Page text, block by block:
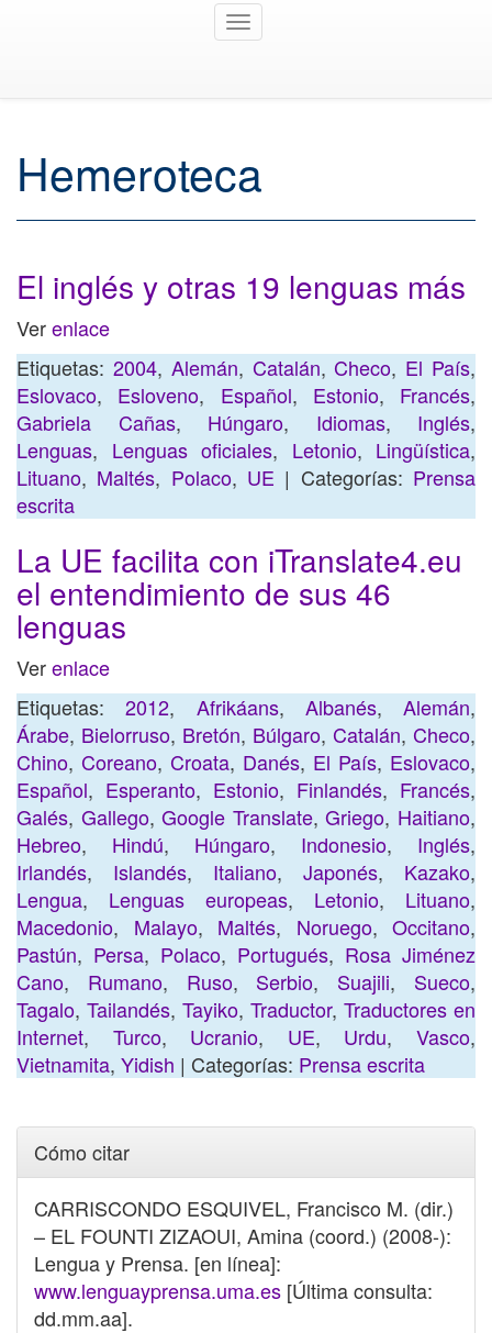
Toggle
Hemeroteca
El inglés y otras 19 lenguas más
Verenlace
Etiquetas: 2004, Alemán, Catalán,Checo, El País,
Eslovaco, Esloveno, Español, Estonio, Francés,
Gabriela Cañas, Húngaro, Idiomas, Inglés,
Lenguas, Lenguas oficiales, Letonio, Lingüística,
Lituano, Maltés, Polaco, UE | Categorías: Prensa
escrita
La UE facilita con iTranslate4.eu
el entendimiento de sus 46
lenguas
Verenlace
Etiquetas:2012, Afrikáans, Albanés, Alemán,
Árabe, Bielorruso, Bretón, Búlgaro, Catalán, Checo,
Chino, Coreano, Croata, Danés, El País, Eslovaco,
Español, Esperanto, Estonio, Finlandés, Francés,
Galés, Gallego,Google Translate,Griego, Haitiano,
Hebreo, Hindú, Húngaro, Indonesio, Inglés,
Irlandés, Islandés, Italiano, Japonés, Kazako,
Lengua, Lenguas europeas, Letonio, Lituano,
Macedonio, Malayo, Maltés, Noruego, Occitano,
Pastún, Persa, Polaco, Portugués, Rosa Jiménez
Cano, Rumano, Ruso, Serbio, Suajili, Sueco,
Tagalo, Tailandés, Tayiko, Traductor, Traductores en
Internet, Turco, Ucranio, UE, Urdu,Vasco,
Vietnamita, Yidish | Categorías: Prensa escrita
Cómo citar
CARRISCONDO ESQUIVEL, Francisco M. (dir.)
– EL FOUNTI ZIZAOUI, Amina (coord.) (2008-):
Lengua y Prensa. [en línea]:
www.lenguayprensa.uma.es [Última consulta:
dd.mm.aa].